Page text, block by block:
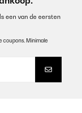
een van de eersten
coupons. Minimale